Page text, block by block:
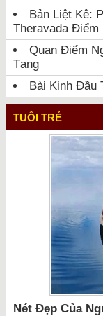
Bản Liệt Kê:
Theravada Điểm
Quan Điểm
Tạng
Bài Kinh Đầu
TUỔI TRẺ
Nét Đẹp Của